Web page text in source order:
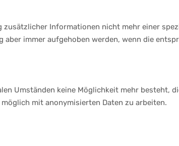
zusätzlicher Informationen nicht mehr einer
immer aufgehoben werden, wenn die
Umständen keine Möglichkeit mehr besteht,
mit anonymisierten Daten zu arbeiten.